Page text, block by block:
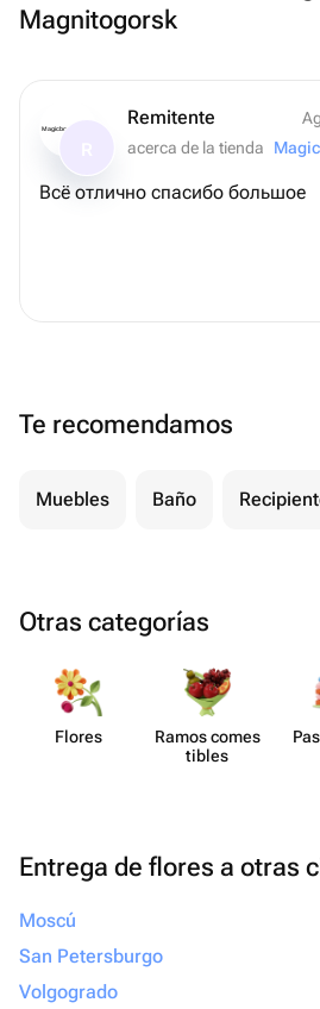
Magnitogorsk
Magicbouquet174 Remitente
acerca de la tienda
Всё отлично спасибо большое
Te recomendamos
Muebles Baño
Otras categorías
Flores
Ramos comes​
tibles
Entrega de flores a otras
Moscú
San Petersburgo
Volgogrado